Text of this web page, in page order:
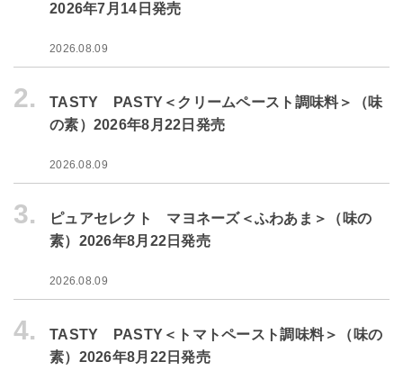
2026年7月14日発売
2026.08.09
2.
TASTY PASTY＜クリームペースト調味料＞（味
の素）2026年8月22日発売
2026.08.09
3.
ピュアセレクト マヨネーズ＜ふわあま＞（味の
素）2026年8月22日発売
2026.08.09
4.
TASTY PASTY＜トマトペースト調味料＞（味の
素）2026年8月22日発売